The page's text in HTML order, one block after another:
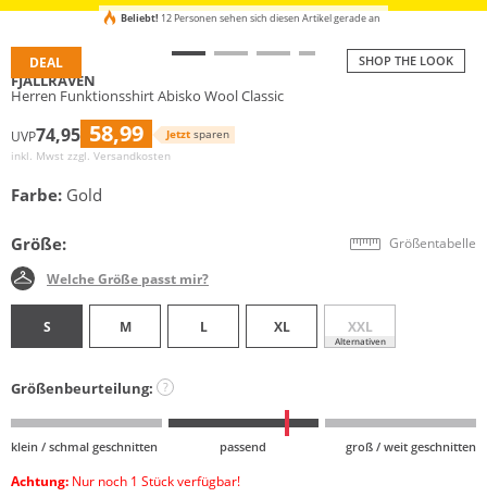
SHOP THE LOOK
DEAL
Beliebt! 12 Personen sehen sich diesen Artikel gerade an
FJÄLLRÄVEN
Herren Funktionsshirt Abisko Wool Classic
UVP74,95 58,99 Jetzt sparen
inkl. Mwst zzgl. Versandkosten
Farbe: Gold
Größe: Größentabelle
Welche Größe passt mir?
S M L XL XXL
Alternativen
Größenbeurteilung: ?
klein / schmal geschnitten passend groß / weit geschnitten
Achtung: Nur noch 1 Stück verfügbar!